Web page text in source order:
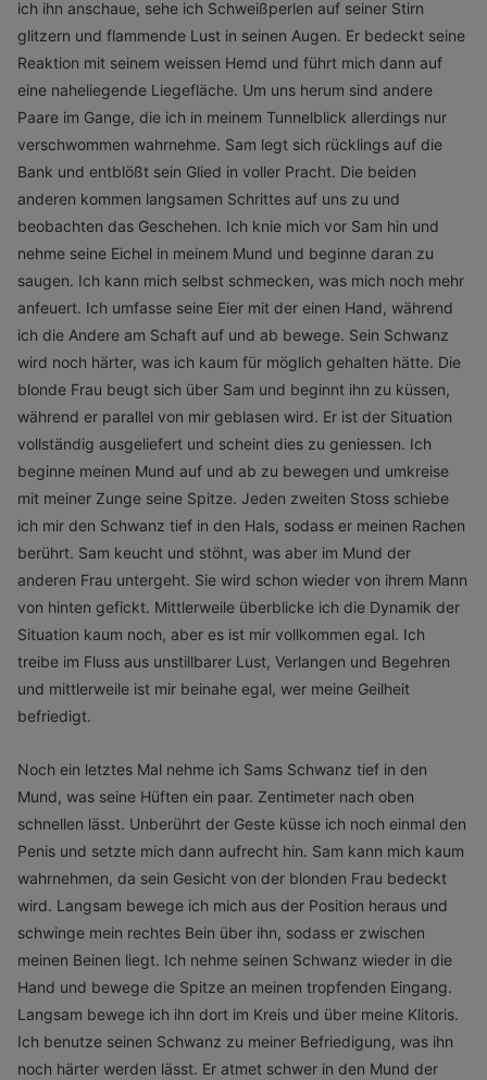
ich ihn anschaue, sehe ich Schweißperlen auf seiner Stirn
glitzern und flammende Lust in seinen Augen. Er bedeckt seine
Reaktion mit seinem weissen Hemd und führt mich dann auf
eine naheliegende Liegefläche. Um uns herum sind andere
Paare im Gange, die ich in meinem Tunnelblick allerdings nur
verschwommen wahrnehme. Sam legt sich rücklings auf die
Bank und entblößt sein Glied in voller Pracht. Die beiden
anderen kommen langsamen Schrittes auf uns zu und
beobachten das Geschehen. Ich knie mich vor Sam hin und
nehme seine Eichel in meinem Mund und beginne daran zu
saugen. Ich kann mich selbst schmecken, was mich noch mehr
anfeuert. Ich umfasse seine Eier mit der einen Hand, während
ich die Andere am Schaft auf und ab bewege. Sein Schwanz
wird noch härter, was ich kaum für möglich gehalten hätte. Die
blonde Frau beugt sich über Sam und beginnt ihn zu küssen,
während er parallel von mir geblasen wird. Er ist der Situation
vollständig ausgeliefert und scheint dies zu geniessen. Ich
beginne meinen Mund auf und ab zu bewegen und umkreise
mit meiner Zunge seine Spitze. Jeden zweiten Stoss schiebe
ich mir den Schwanz tief in den Hals, sodass er meinen Rachen
berührt. Sam keucht und stöhnt, was aber im Mund der
anderen Frau untergeht. Sie wird schon wieder von ihrem Mann
von hinten gefickt. Mittlerweile überblicke ich die Dynamik der
Situation kaum noch, aber es ist mir vollkommen egal. Ich
treibe im Fluss aus unstillbarer Lust, Verlangen und Begehren
und mittlerweile ist mir beinahe egal, wer meine Geilheit
befriedigt.
Noch ein letztes Mal nehme ich Sams Schwanz tief in den
Mund, was seine Hüften ein paar. Zentimeter nach oben
schnellen lässt. Unberührt der Geste küsse ich noch einmal den
Penis und setzte mich dann aufrecht hin. Sam kann mich kaum
wahrnehmen, da sein Gesicht von der blonden Frau bedeckt
wird. Langsam bewege ich mich aus der Position heraus und
schwinge mein rechtes Bein über ihn, sodass er zwischen
meinen Beinen liegt. Ich nehme seinen Schwanz wieder in die
Hand und bewege die Spitze an meinen tropfenden Eingang.
Langsam bewege ich ihn dort im Kreis und über meine Klitoris.
Ich benutze seinen Schwanz zu meiner Befriedigung, was ihn
noch härter werden lässt. Er atmet schwer in den Mund der